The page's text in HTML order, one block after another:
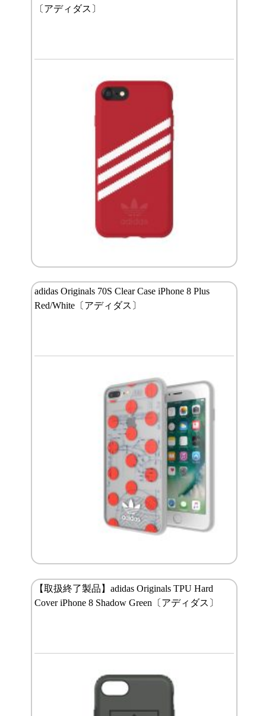
〔アディダス〕
adidas Originals 70S Clear Case iPhone 8 Plus
Red/White〔アディダス〕
【取扱終了製品】adidas Originals TPU Hard
Cover iPhone 8 Shadow Green〔アディダス〕